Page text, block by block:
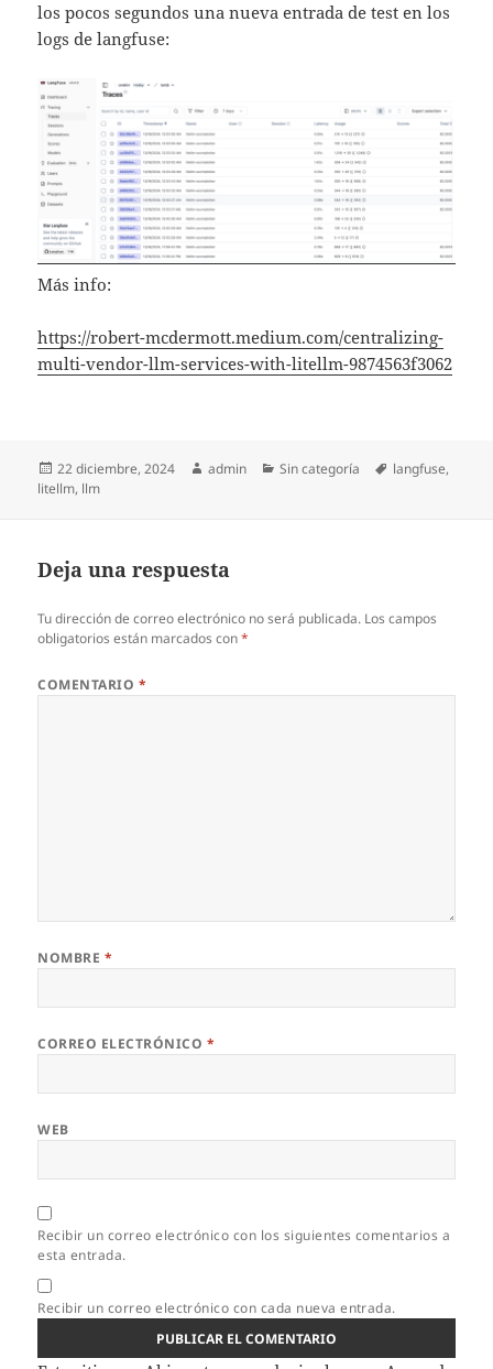
los pocos segundos una nueva entrada de test en los
logs de langfuse:
Más info:
https://robert-mcdermott.medium.com/centralizing-
multi-vendor-llm-services-with-litellm-9874563f3062
Publicado
el
22 diciembre, 2024 Autor
admin Categorías
Sin categoría Etiquetas
langfuse,
litellm, llm
Deja una respuesta
Tu dirección de correo electrónico no será publicada. Los campos
obligatorios están marcados con*
COMENTARIO *
NOMBRE *
CORREO ELECTRÓNICO *
WEB
Recibir un correo electrónico con los siguientes comentarios a
esta entrada.
Recibir un correo electrónico con cada nueva entrada.